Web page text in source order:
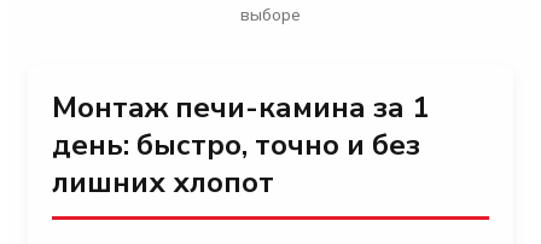
выборе
Монтаж печи-камина за 1
день: быстро, точно и без
лишних хлопот